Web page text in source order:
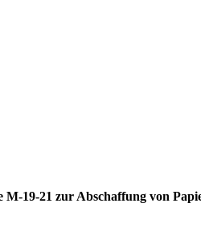
19-21 zur Abschaffung von